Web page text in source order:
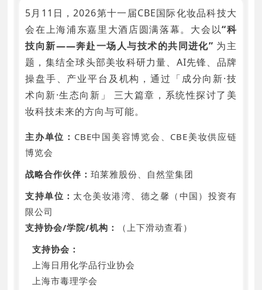
5月11日，2026第十一届CBE国际化妆品科技大
会在上海浦东嘉里大酒店圆满落幕。大会以“科
技向新——奔赴一场人与技术的共同进化” 为主
题，集结全球头部美妆科研力量、AI先锋、品牌
操盘手、产业平台及机构，通过「成分向新·技
术向新·生态向新」 三大篇章，系统性探讨了美
妆科技未来的方向与可能。
主办单位： CBE中国美容博览会、CBE美妆供应链
博览会
战略合作伙伴：珀莱雅股份、自然堂集团
支持单位： 太仓美妆港湾、德之馨（中国）投资有
限公司
支持协会/学院/机构：
（上下滑动查看）
支持协会：
上海日用化学品行业协会
上海市毒理学会